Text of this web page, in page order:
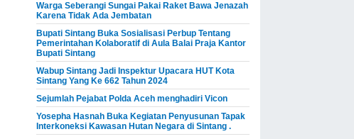
Warga Seberangi Sungai Pakai Raket Bawa Jenazah
Karena Tidak Ada Jembatan
Bupati Sintang Buka Sosialisasi Perbup Tentang
Pemerintahan Kolaboratif di Aula Balai Praja Kantor
Bupati Sintang
Wabup Sintang Jadi Inspektur Upacara HUT Kota
Sintang Yang Ke 662 Tahun 2024
Sejumlah Pejabat Polda Aceh menghadiri Vicon
Yosepha Hasnah Buka Kegiatan Penyusunan Tapak
Interkoneksi Kawasan Hutan Negara di Sintang .